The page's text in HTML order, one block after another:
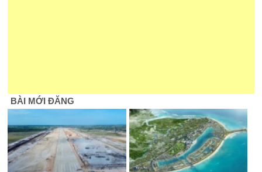
BÀI MỚI ĐĂNG